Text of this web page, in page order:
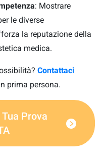
: Mostrare
le diverse
la reputazione della
medica.
Contattaci
prima persona.
Prova